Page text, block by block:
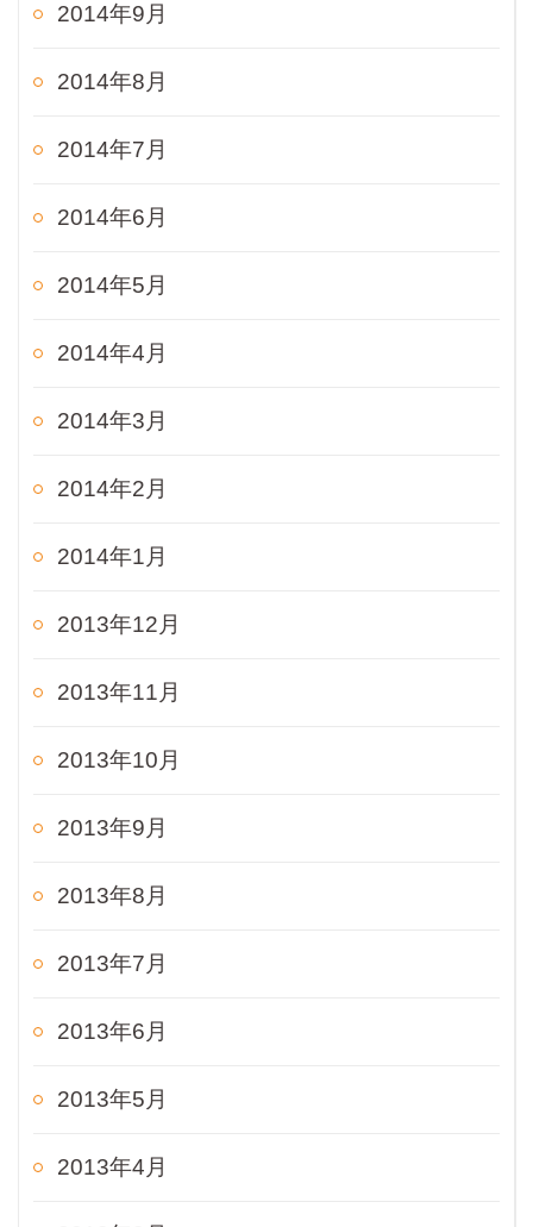
2014年9月
2014年8月
2014年7月
2014年6月
2014年5月
2014年4月
2014年3月
2014年2月
2014年1月
2013年12月
2013年11月
2013年10月
2013年9月
2013年8月
2013年7月
2013年6月
2013年5月
2013年4月